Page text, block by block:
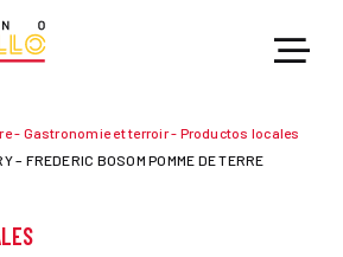
- Gastronomie et terroir- Productos locales
– FREDERIC BOSOM POMME DE TERRE